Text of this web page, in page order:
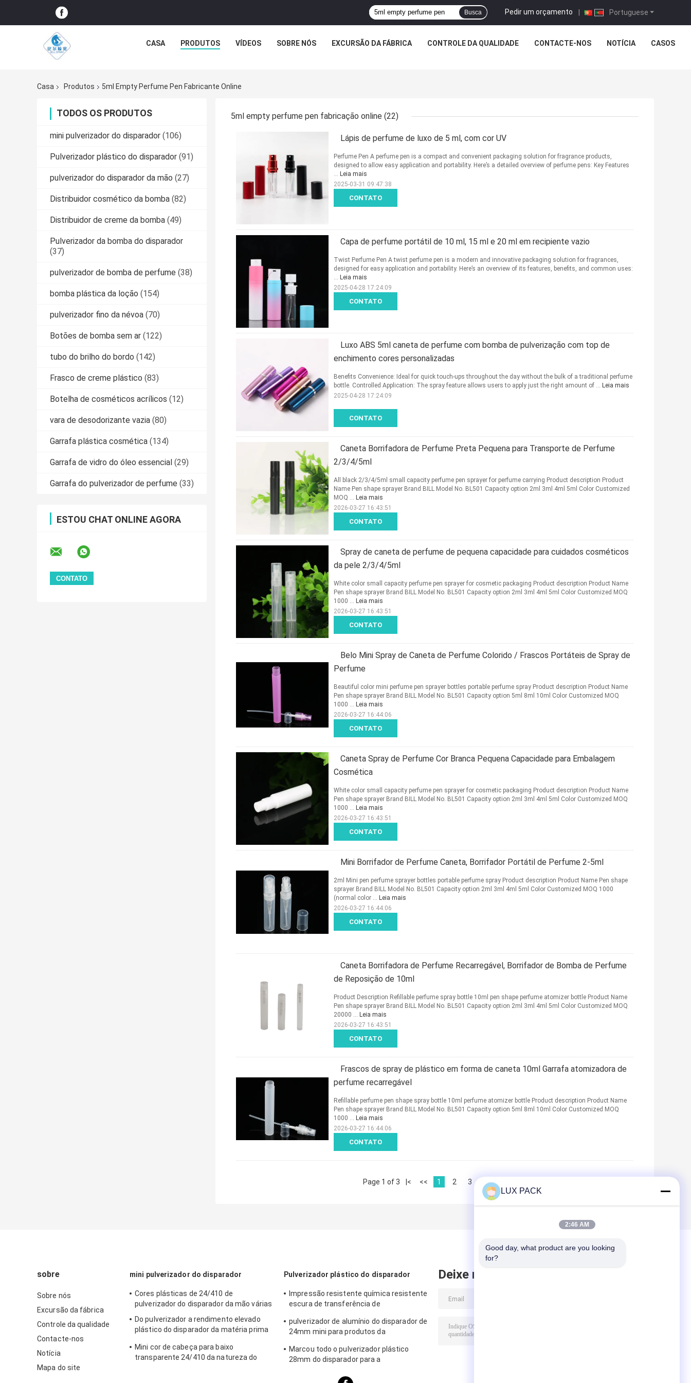
Portuguese
Pedir um orçamento |
Busca
CASA PRODUTOS VÍDEOS SOBRE NÓS EXCURSÃO DA FÁBRICA CONTROLE DA QUALIDADE CONTACTE-NOS NOTÍCIA CASOS
Casa Produtos 5ml Empty Perfume Pen Fabricante Online
TODOS OS PRODUTOS
mini pulverizador do disparador (106)
Pulverizador plástico do disparador (91)
pulverizador do disparador da mão (27)
Distribuidor cosmético da bomba (82)
Distribuidor de creme da bomba (49)
Pulverizador da bomba do disparador
(37)
pulverizador de bomba de perfume (38)
bomba plástica da loção (154)
pulverizador fino da névoa (70)
Botões de bomba sem ar (122)
tubo do brilho do bordo (142)
Frasco de creme plástico (83)
Botelha de cosméticos acrílicos (12)
vara de desodorizante vazia (80)
Garrafa plástica cosmética (134)
Garrafa de vidro do óleo essencial (29)
Garrafa do pulverizador de perfume (33)
ESTOU CHAT ONLINE AGORA
5ml empty perfume pen fabricação online (22)
Lápis de perfume de luxo de 5 ml, com cor UV
CONTATO
Perfume Pen A perfume pen is a compact and convenient packaging solution for fragrance products,
designed to allow easy application and portability. Here’s a detailed overview of perfume pens: Key Features
... Leia mais
2025-03-31 09:47:38
Capa de perfume portátil de 10 ml, 15 ml e 20 ml em recipiente vazio
CONTATO
Twist Perfume Pen A twist perfume pen is a modern and innovative packaging solution for fragrances,
designed for easy application and portability. Here’s an overview of its features, benefits, and common uses:
... Leia mais
2025-04-28 17:24:09
Luxo ABS 5ml caneta de perfume com bomba de pulverização com top de
enchimento cores personalizadas
CONTATO
Benefits Convenience: Ideal for quick touch-ups throughout the day without the bulk of a traditional perfume
bottle. Controlled Application: The spray feature allows users to apply just the right amount of ... Leia mais
2025-04-28 17:24:09
Caneta Borrifadora de Perfume Preta Pequena para Transporte de Perfume
2/3/4/5ml
CONTATO
All black 2/3/4/5ml small capacity perfume pen sprayer for perfume carrying Product description Product
Name Pen shape sprayer Brand BILL Model No. BL501 Capacity option 2ml 3ml 4ml 5ml Color Customized
MOQ ... Leia mais
2026-03-27 16:43:51
Spray de caneta de perfume de pequena capacidade para cuidados cosméticos
da pele 2/3/4/5ml
CONTATO
White color small capacity perfume pen sprayer for cosmetic packaging Product description Product Name
Pen shape sprayer Brand BILL Model No. BL501 Capacity option 2ml 3ml 4ml 5ml Color Customized MOQ
1000 ... Leia mais
2026-03-27 16:43:51
Belo Mini Spray de Caneta de Perfume Colorido / Frascos Portáteis de Spray de
Perfume
CONTATO
Beautiful color mini perfume pen sprayer bottles portable perfume spray​ Product description Product Name
Pen shape sprayer Brand BILL Model No. BL501 Capacity option 5ml 8ml 10ml Color Customized MOQ
1000 ... Leia mais
2026-03-27 16:44:06
Caneta Spray de Perfume Cor Branca Pequena Capacidade para Embalagem
Cosmética
CONTATO
White color small capacity perfume pen sprayer for cosmetic packaging Product description Product Name
Pen shape sprayer Brand BILL Model No. BL501 Capacity option 2ml 3ml 4ml 5ml Color Customized MOQ
1000 ... Leia mais
2026-03-27 16:43:51
Mini Borrifador de Perfume Caneta, Borrifador Portátil de Perfume 2-5ml
CONTATO
2ml Mini pen perfume sprayer bottles portable perfume spray Product description Product Name Pen shape
sprayer Brand BILL Model No. BL501 Capacity option 2ml 3ml 4ml 5ml Color Customized MOQ 1000
(normal color ... Leia mais
2026-03-27 16:44:06
Caneta Borrifadora de Perfume Recarregável, Borrifador de Bomba de Perfume
de Reposição de 10ml
CONTATO
Product Description Refillable perfume spray bottle 10ml pen shape perfume atomizer bottle Product Name
Pen shape sprayer Brand BILL Model No. BL501 Capacity option 2ml 3ml 4ml 5ml Color Customized MOQ
20000 ... Leia mais
2026-03-27 16:43:51
Frascos de spray de plástico em forma de caneta 10ml Garrafa atomizadora de
perfume recarregável
CONTATO
Refillable perfume pen shape spray bottle 10ml perfume atomizer bottle Product description Product Name
Pen shape sprayer Brand BILL Model No. BL501 Capacity option 5ml 8ml 10ml Color Customized MOQ
1000 ... Leia mais
2026-03-27 16:44:06
Page 1 of 3 |< << 1 2 3 >>
sobre
Sobre nós
Excursão da fábrica
Controle da qualidade
Contacte-nos
Notícia
Mapa do site
mini pulverizador do disparador
Cores plásticas de 24/410 de
pulverizador do disparador da mão várias
Do pulverizador a rendimento elevado
plástico do disparador da matéria prima
Mini cor de cabeça para baixo
transparente 24/410 da natureza do
Pulverizador plástico do disparador
Impressão resistente química resistente
escura de transferência de
disparador
pulverizador de alumínio do disparador de
24mm mini para produtos da
Marcou todo o pulverizador plástico
28mm do disparador para a
Deixe mensagem
LUX PACK
2:46 AM
Good day, what product are you looking
for?